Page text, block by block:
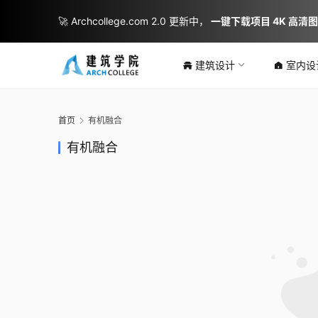
建筑设计 室内设
首页 有机融合
有机融合
🚀 Archcollege.com 2.0 更新中， 一键下载项目 4K 高清